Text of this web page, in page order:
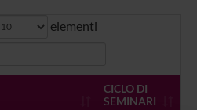
elementi
CICLO DI
SEMINARI